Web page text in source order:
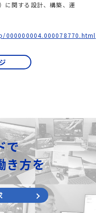
に関する設計、構築、運
で
き方を